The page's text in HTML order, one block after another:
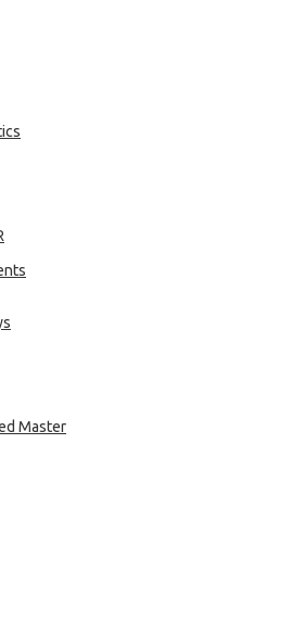
Master